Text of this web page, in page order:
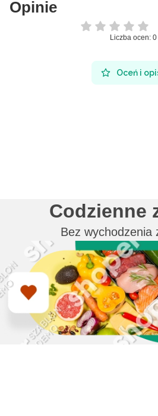
Opinie
Liczba ocen: 0
Oceń i
Codzienne
Bez wychodzenia